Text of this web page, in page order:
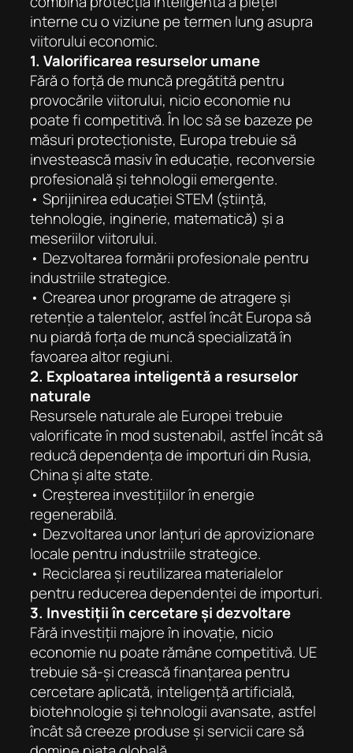
interne cu o viziune pe termen lung asupra
viitorului economic.
1. Valorificarea resurselor umane
Fără o forță de muncă pregătită pentru
provocările viitorului, nicio economie nu
poate fi competitivă. În loc să se bazeze pe
măsuri protecționiste, Europa trebuie să
investească masiv în educație, reconversie
profesională și tehnologii emergente.
• Sprijinirea educației STEM (știință,
tehnologie, inginerie, matematică) și a
meseriilor viitorului.
• Dezvoltarea formării profesionale pentru
industriile strategice.
• Crearea unor programe de atragere și
retenție a talentelor, astfel încât Europa să
nu piardă forța de muncă specializată în
favoarea altor regiuni.
2. Exploatarea inteligentă a resurselor
naturale
Resursele naturale ale Europei trebuie
valorificate în mod sustenabil, astfel încât să
reducă dependența de importuri din Rusia,
China și alte state.
• Creșterea investițiilor în energie
regenerabilă.
• Dezvoltarea unor lanțuri de aprovizionare
locale pentru industriile strategice.
• Reciclarea și reutilizarea materialelor
pentru reducerea dependenței de importuri.
3. Investiții în cercetare și dezvoltare
Fără investiții majore în inovație, nicio
economie nu poate rămâne competitivă. UE
trebuie să-și crească finanțarea pentru
cercetare aplicată, inteligență artificială,
biotehnologie și tehnologii avansate, astfel
încât să creeze produse și servicii care să